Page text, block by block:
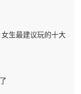
生最建议玩的十大